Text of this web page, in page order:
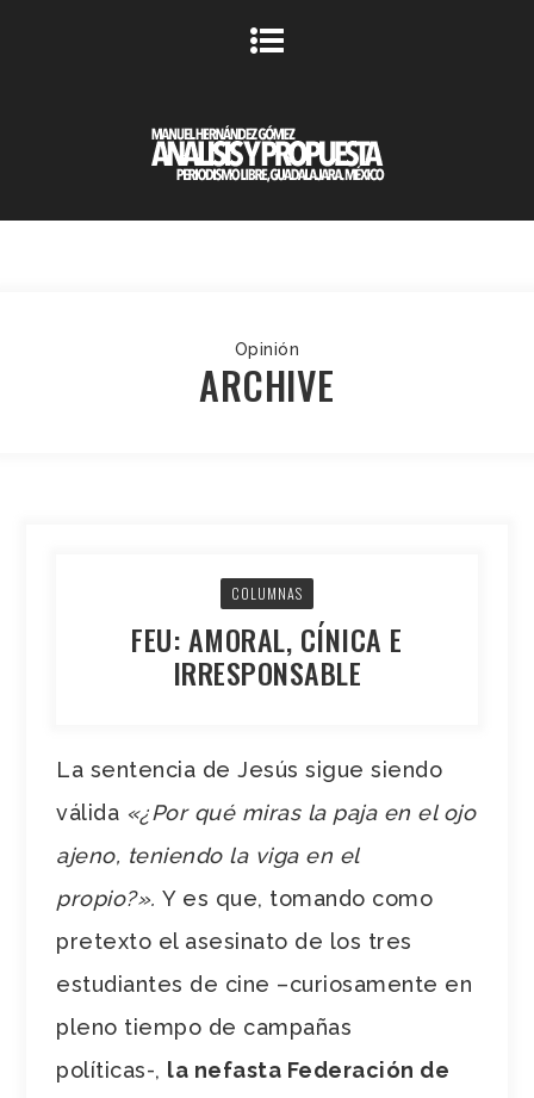
Opinión
ARCHIVE
COLUMNAS
FEU: AMORAL, CÍNICA E
IRRESPONSABLE
La sentencia de Jesús sigue siendo
válida «¿Por qué miras la paja en el ojo
ajeno, teniendo la viga en el
propio?». Y es que, tomando como
pretexto el asesinato de los tres
estudiantes de cine –curiosamente en
pleno tiempo de campañas
políticas-, la nefasta Federación de